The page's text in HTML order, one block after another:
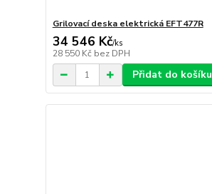
Grilovací deska elektrická EFT477R
34 546 Kč/ks
28 550 Kč bez DPH
Přidat do košíku